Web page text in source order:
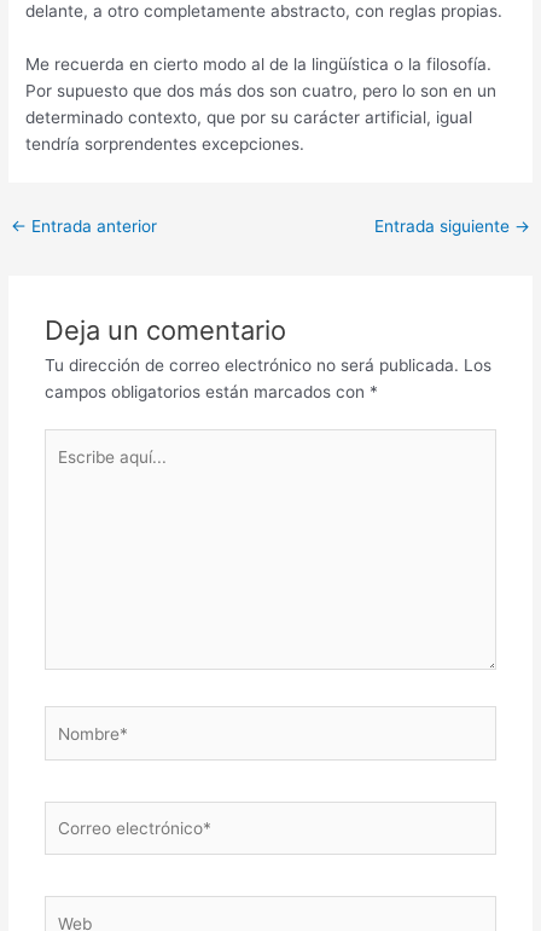
delante, a otro completamente abstracto, con reglas propias.
Me recuerda en cierto modo al de la lingüística o la filosofía.
Por supuesto que dos más dos son cuatro, pero lo son en un
determinado contexto, que por su carácter artificial, igual
tendría sorprendentes excepciones.
Navegación
← Entrada anterior Entrada siguiente →
Deja un comentario
Tu dirección de correo electrónico no será publicada. Los
campos obligatorios están marcados con *
aquí...
electrónico*